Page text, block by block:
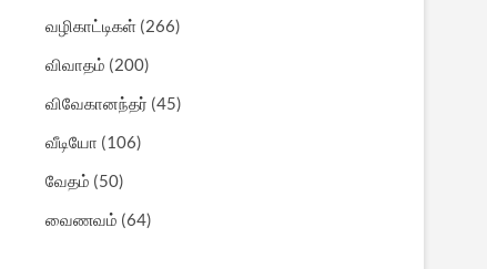
வழிகாட்டிகள் (266)
விவாதம் (200)
விவேகானந்தர் (45)
வீடியோ (106)
வேதம் (50)
வைணவம் (64)